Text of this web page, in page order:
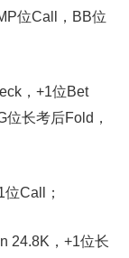
位Call，BB位
，+1位Bet
长考后Fold，
Call；
24.8K，+1位长